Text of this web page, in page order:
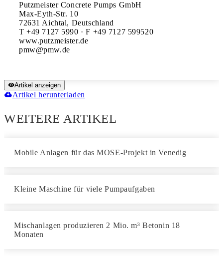
Putzmeister Concrete Pumps GmbH
Max-Eyth-Str. 10
72631 Aichtal, Deutschland
T +49 7127 5990 · F +49 7127 599520
www.putzmeister.de
Artikel anzeigen
Artikel herunterladen
WEITERE ARTIKEL
Mobile Anlagen für das MOSE-Projekt in Venedig
Kleine Maschine für viele Pumpaufgaben
Mischanlagen produzieren 2 Mio. m³ Betonin 18
Monaten